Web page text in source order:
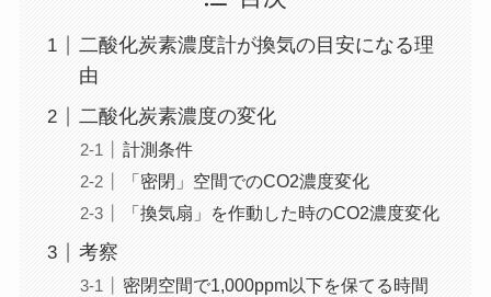
二酸化炭素濃度計が換気の目安になる理
由
二酸化炭素濃度の変化
計測条件
「密閉」空間でのCO2濃度変化
「換気扇」を作動した時のCO2濃度変化
考察
密閉空間で1,000ppm以下を保てる時間